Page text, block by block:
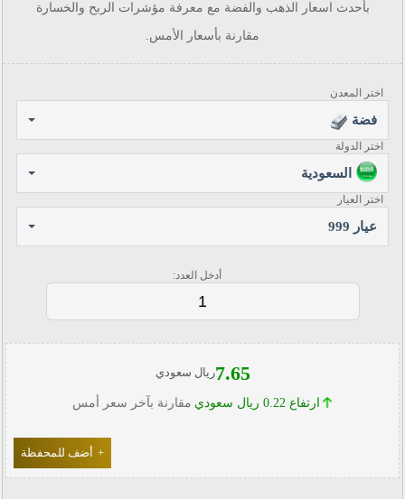
بأحدث اسعار الذهب والفضة مع معرفة مؤشرات الربح والخسارة
مقارنة بأسعار الأمس.
اختر المعدن
فضة
اختر الدولة
السعودية
اختر العيار
عيار 999
أدخل العدد:
7.65ريال سعودي
ارتفاع 0.22 ريال سعودي مقارنة بآخر سعر أمس
+ أضف للمحفظة